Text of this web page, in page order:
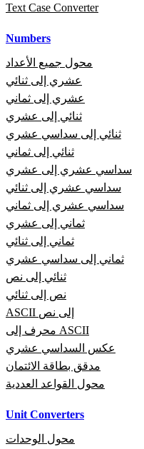
Text Case Converter
Numbers
محول جميع الأعداد
عشري إلى ثنائي
عشري إلى ثماني
ثنائي إلى عشري
ثنائي إلى سداسي عشري
ثنائي إلى ثماني
سداسي عشري إلى عشري
سداسي عشري إلى ثنائي
سداسي عشري إلى ثماني
ثماني إلى عشري
ثماني إلى ثنائي
ثماني إلى سداسي عشري
ثنائي إلى نص
نص إلى ثنائي
ASCII إلى نص
محرف إلى ASCII
عكس السداسي عشري
مدقق بطاقة الائتمان
محول القواعد العددية
Unit Converters
محول الوحدات